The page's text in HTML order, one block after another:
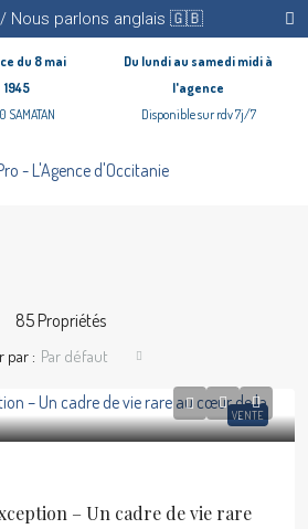
Nous parlons anglais 🇬🇧
du 8 mai
1945
SAMATAN
Du lundi au samedi midi à
l'agence
Disponible sur rdv 7j/7
85 Propriétés
par : Par défaut
VENTE
– Un cadre de vie rare